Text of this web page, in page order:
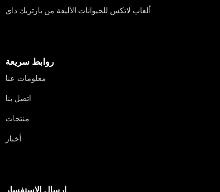
ألعاب لاتكس للحيوانات الأليفة من بارتريك داي
روابط سريعة
معلومات عنا
اتصل بنا
منتجات
أخبار